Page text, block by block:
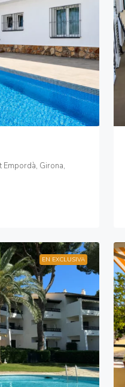
Girona,
EN EXCLUSIVA